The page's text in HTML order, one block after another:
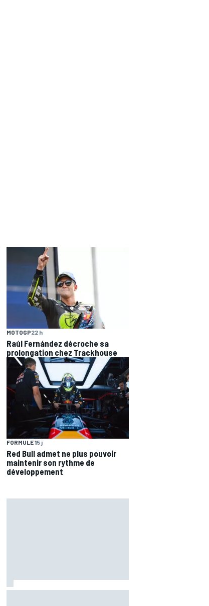
MOTOGP22 h
Raúl Fernández décroche sa
prolongation chez Trackhouse
FORMULE 15 j
Red Bull admet ne plus pouvoir
maintenir son rythme de
développement